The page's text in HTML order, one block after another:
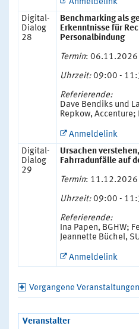
Anmeldelink
Digital-
Dialog
28
Benchmarking als
Erkenntnisse für
Personalbindung
Termin: 06.11.2026
Uhrzeit: 09:00 -
Referierende:
Dave Bendiks und
Repkow,
Anmeldelink
Digital-
Dialog
29
Ursachen
Fahrradunfälle auf
Termin: 11.12.2026
Uhrzeit: 09:00 -
Referierende:
Ina Papen, BGHW;
Jeannette Büchel,
Anmeldelink
Vergangene Veranstaltungen
Veranstalter